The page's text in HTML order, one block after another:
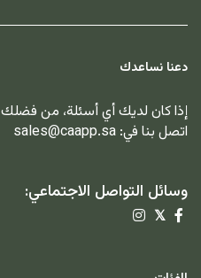
دعنا نساعدك
إذا كان لديك أي أسئلة، من فضلك
اتصل بنا في: sales@caapp.sa
وسائل التواصل الاجتماعي:
𝕏